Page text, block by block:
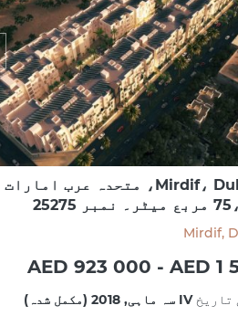
میں Mirdif، Dubai، متحدہ عرب امارات
Mirdif,
AED 923 000 - AED 1
تاریخIV سہ ماہی, 2018 (مکمل شدہ)